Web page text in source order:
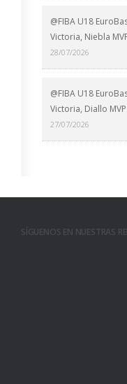
@FIBA U18
Victoria, Niebla
28/07/2026
@FIBA U18
Victoria, Diallo MVP
27/07/2026
SÍGUENOS EN NUESTRAS